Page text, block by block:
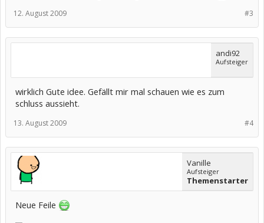
#3
12. August 2009
andi92
Aufsteiger
wirklich Gute idee. Gefällt mir mal schauen wie es zum
schluss aussieht.
#4
13. August 2009
Vanille
Aufsteiger
Themenstarter
Neue Feile